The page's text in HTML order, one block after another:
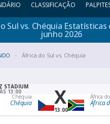
LIBERTADORES
NACIONAL
COMO APOSTAR
CLASSIFICAÇÃO
Sul vs. Chéquia Estatísticas
junho 2026
África do Sul vs. Chéquia
STADIUM
13:00
Chéquia
Chéquia
África
África
X
13:00